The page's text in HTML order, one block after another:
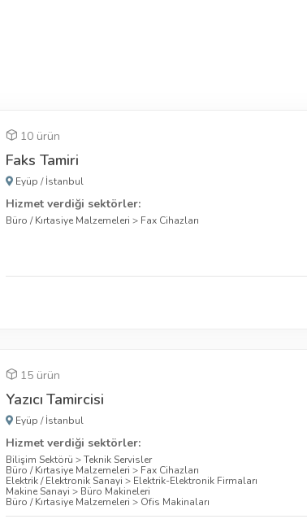
10 ürün
Faks Tamiri
Eyüp /İstanbul
Hizmet verdiği sektörler:
Büro / Kırtasiye Malzemeleri > Fax Cihazları
15 ürün
Yazıcı Tamircisi
Eyüp /İstanbul
Hizmet verdiği sektörler:
Bilişim Sektörü >Teknik Servisler
Büro / Kırtasiye Malzemeleri > Fax Cihazları
Elektrik / Elektronik Sanayi > Elektrik-Elektronik Firmaları
Makine Sanayi > Büro Makineleri
Büro / Kırtasiye Malzemeleri > Ofis Makinaları